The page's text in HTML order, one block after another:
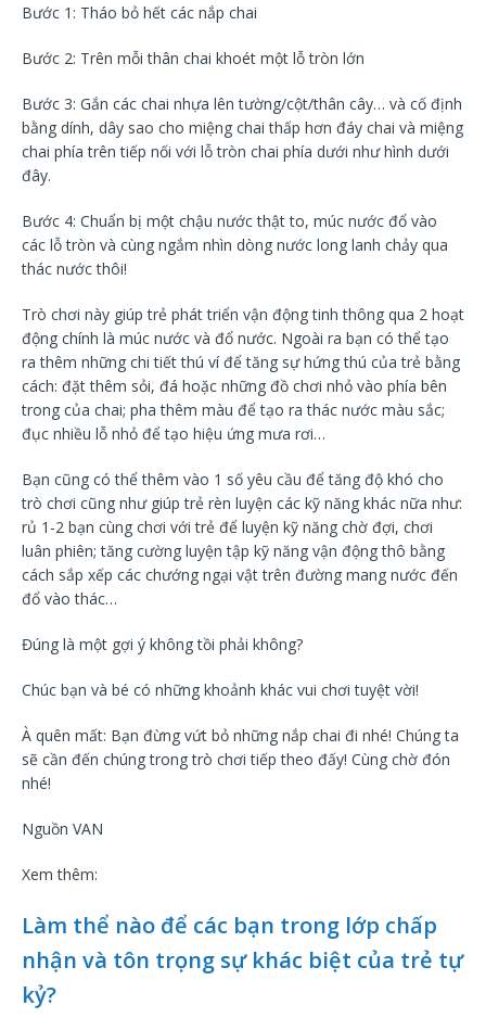
Bước 1: Tháo bỏ hết các nắp chai
Bước 2: Trên mỗi thân chai khoét một lỗ tròn lớn
Bước 3: Gắn các chai nhựa lên tường/cột/thân cây… và cố định
bằng dính, dây sao cho miệng chai thấp hơn đáy chai và miệng
chai phía trên tiếp nối với lỗ tròn chai phía dưới như hình dưới
đây.
Bước 4: Chuẩn bị một chậu nước thật to, múc nước đổ vào
các lỗ tròn và cùng ngắm nhìn dòng nước long lanh chảy qua
thác nước thôi!
Trò chơi này giúp trẻ phát triển vận động tinh thông qua 2 hoạt
động chính là múc nước và đổ nước. Ngoài ra bạn có thể tạo
ra thêm những chi tiết thú ví để tăng sự hứng thú của trẻ bằng
cách: đặt thêm sỏi, đá hoặc những đồ chơi nhỏ vào phía bên
trong của chai; pha thêm màu để tạo ra thác nước màu sắc;
đục nhiều lỗ nhỏ để tạo hiệu ứng mưa rơi…
Bạn cũng có thể thêm vào 1 số yêu cầu để tăng độ khó cho
trò chơi cũng như giúp trẻ rèn luyện các kỹ năng khác nữa như:
rủ 1-2 bạn cùng chơi với trẻ để luyện kỹ năng chờ đợi, chơi
luân phiên; tăng cường luyện tập kỹ năng vận động thô bằng
cách sắp xếp các chướng ngại vật trên đường mang nước đến
đổ vào thác…
Đúng là một gợi ý không tồi phải không?
Chúc bạn và bé có những khoảnh khác vui chơi tuyệt vời!
À quên mất: Bạn đừng vứt bỏ những nắp chai đi nhé! Chúng ta
sẽ cần đến chúng trong trò chơi tiếp theo đấy! Cùng chờ đón
nhé!
Nguồn VAN
Xem thêm:
Làm thể nào để các bạn trong lớp chấp
nhận và tôn trọng sự khác biệt của trẻ tự
kỷ?